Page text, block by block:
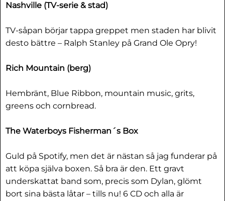
Nashville (TV-serie & stad)
TV-såpan börjar tappa greppet men staden har blivit
desto bättre – Ralph Stanley på Grand Ole Opry!
Rich Mountain (berg)
Hembränt, Blue Ribbon, mountain music, grits,
greens och cornbread.
The Waterboys Fisherman´s Box
Guld på Spotify, men det är nästan så jag funderar på
att köpa själva boxen. Så bra är den. Ett gravt
underskattat band som, precis som Dylan, glömt
bort sina bästa låtar – tills nu! 6 CD och alla är